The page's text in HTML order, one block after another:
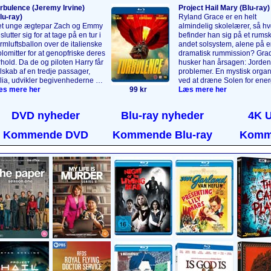
(Jeremy Irvine)
unge ægtepar Zach og Emmy
sig for at tage på en tur i
over de italienske
for at genopfriske deres
Da de og piloten Harry får
af en tredje passager,
udvikler begivenhederne sig
en måde, de aldrig kunne have
en uforglemmelig tur, til en
hemmeligheder afsløres,
naturens vrede slippes løs.
mere her....
mere her 99 kr
Project Hail Mary (Blu‑ray)
Ryland Grace er en helt
almindelig skolelærer, så
befinder han sig på et
andet solsystem, alene på
dramatisk rummission?
husker han årsagen:
problemer. En mystisk
ved at dræne Solen for
Ryland er sendt til stjernen
konsekvenser her.
Snart får han selskab af et
vaskeægte rumvæsen!Læs
her....
Læs mere her
DVD nyheder Blu-ray nyheder
4K
Kommende DVD
Kommende Blu-ray